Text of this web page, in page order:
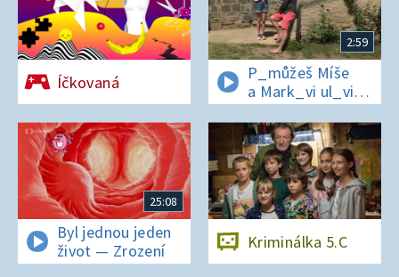
Íčkovaná
2:59
P_můžeš Míše
a Mark_vi ul_vit
hesl_ na zámku
v Nelahezevsi?
25:08
Byl jednou jeden
život — Zrození
Kriminálka 5.C